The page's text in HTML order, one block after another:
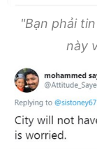
"Bạn phải
này